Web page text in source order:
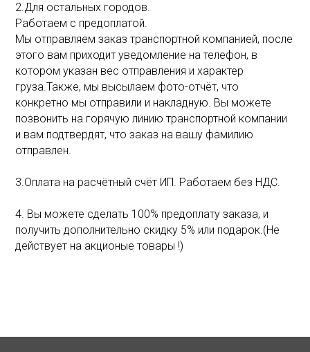
2.Для остальных городов.
Работаем с предоплатой.
Мы отправляем заказ транспортной компанией, после
этого вам приходит уведомление на телефон, в
котором указан вес отправления и характер
груза.Также, мы высылаем фото-отчёт, что
конкретно мы отправили и накладную. Вы можете
позвонить на горячую линию транспортной компании
и вам подтвердят, что заказ на вашу фамилию
отправлен.
3.Оплата на расчётный счёт ИП. Работаем без НДС.
4. Вы можете сделать 100% предоплату заказа, и
получить дополнительно скидку 5% или подарок.(Не
действует на акционые товары !)